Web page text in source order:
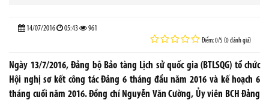
14/07/2016 05:43 961
Điểm: 0/5 (0 đánh giá)
Ngày 13/7/2016, Đảng bộ Bảo tàng Lịch sử quốc gia (BTLSQG) tổ chức
Hội nghị sơ kết công tác Đảng 6 tháng đầu năm 2016 và kế hoạch 6
tháng cuối năm 2016. Đồng chí Nguyễn Văn Cường, Ủy viên BCH Đảng